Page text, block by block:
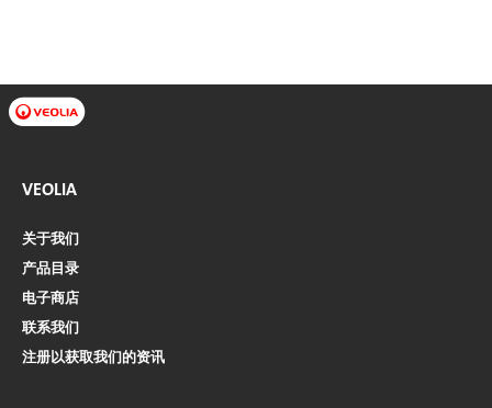
VEOLIA
关于我们
产品目录
电子商店​​​​​​​
联系我们
注册以获取我们的资讯